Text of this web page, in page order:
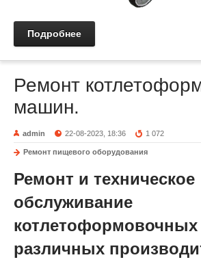
Подробнее
Ремонт
машин.
admin 22-08-2023, 18:36 1 072
Ремонт пищевого оборудования
Ремонт и техническое
обслуживание
различных